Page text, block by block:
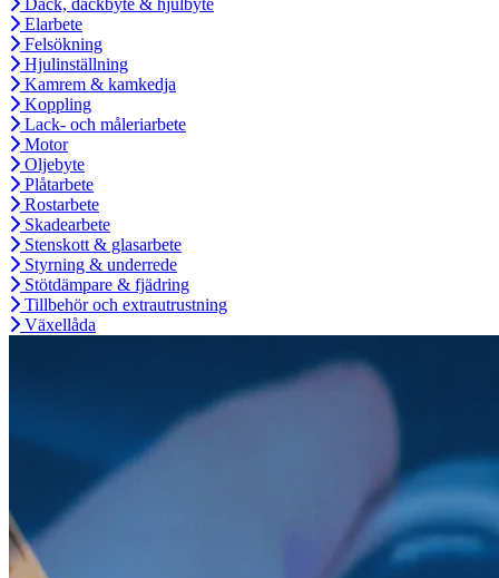
Däck, däckbyte & hjulbyte
Elarbete
Felsökning
Hjulinställning
Kamrem & kamkedja
Koppling
Lack- och måleriarbete
Motor
Oljebyte
Plåtarbete
Rostarbete
Skadearbete
Stenskott & glasarbete
Styrning & underrede
Stötdämpare & fjädring
Tillbehör och extrautrustning
Växellåda